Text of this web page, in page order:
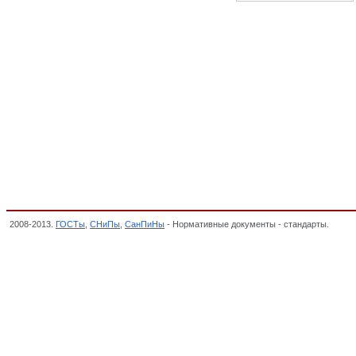
2008-2013. ГОСТы СНиПы СанПиНы - Нормативные документы - стандарты.